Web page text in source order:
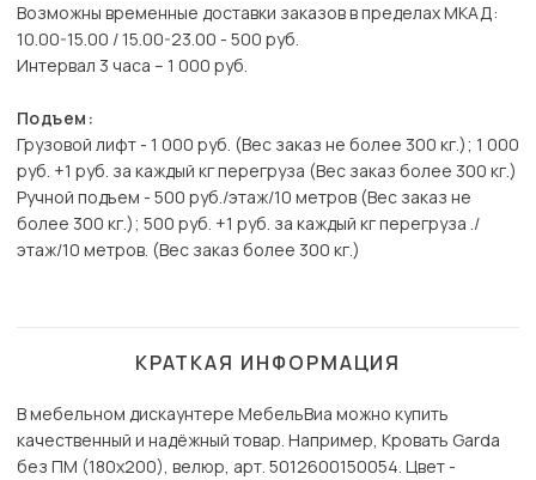
Возможны временные доставки заказов в пределах МКАД:
10.00-15.00 / 15.00-23.00 - 500 руб.
Интервал 3 часа – 1 000 руб.
Подъем:
Грузовой лифт - 1 000 руб. (Вес заказ не более 300 кг.); 1 000
руб. +1 руб. за каждый кг перегруза (Вес заказ более 300 кг.)
Ручной подъем - 500 руб./этаж/10 метров (Вес заказ не
более 300 кг.); 500 руб. +1 руб. за каждый кг перегруза ./
этаж/10 метров. (Вес заказ более 300 кг.)
КРАТКАЯ ИНФОРМАЦИЯ
В мебельном дискаунтере МебельВиа можно купить
качественный и надёжный товар. Например, Кровать Garda
без ПМ (180х200), велюр, арт. 5012600150054. Цвет -